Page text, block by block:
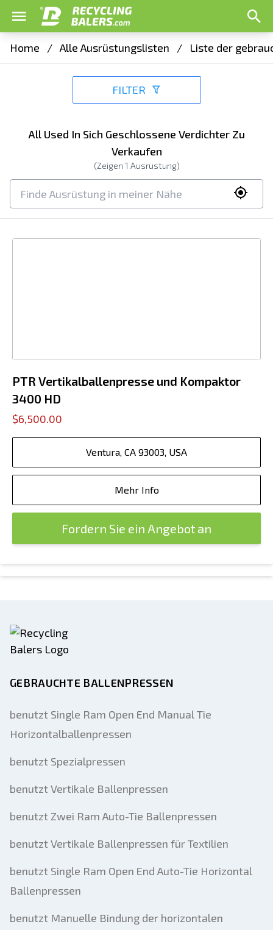
Home / Alle Ausrüstungslisten / Liste der
FILTER
All Used In Sich Geschlossene Verdichter Zu
Verkaufen
(Zeigen 1 Ausrüstung)
PTR Vertikalballenpresse und Kompaktor
3400 HD
$6,500.00
Ventura, CA 93003, USA
Mehr Info
Fordern Sie ein Angebot an
GEBRAUCHTE BALLENPRESSEN
benutzt Single Ram Open End Manual Tie
Horizontalballenpressen
benutzt Spezialpressen
benutzt Vertikale Ballenpressen
benutzt Zwei Ram Auto-Tie Ballenpressen
benutzt Vertikale Ballenpressen für Textilien
benutzt Single Ram Open End Auto-Tie Horizontal
Ballenpressen
benutzt Manuelle Bindung der horizontalen